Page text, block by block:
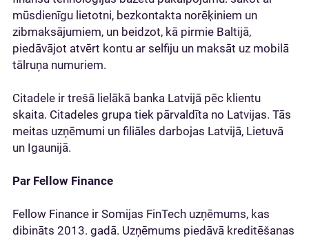
mūsdienīgu lietotni, bezkontakta norēķiniem un
zibmaksājumiem, un beidzot, kā pirmie Baltijā,
piedāvājot atvērt kontu ar selfiju un maksāt uz mobilā
tālruņa numuriem.
Citadele ir trešā lielākā banka Latvijā pēc klientu
skaita. Citadeles grupa tiek pārvaldīta no Latvijas. Tās
meitas uzņēmumi un filiāles darbojas Latvijā, Lietuvā
un Igaunijā.
Par Fellow Finance
Fellow Finance ir Somijas FinTech uzņēmums, kas
dibināts 2013. gadā. Uzņēmums piedāvā kreditēšanas